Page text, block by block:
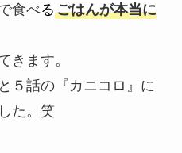
食べるごはんが本当に
きます。
５話の『カニコロ』に
た。笑